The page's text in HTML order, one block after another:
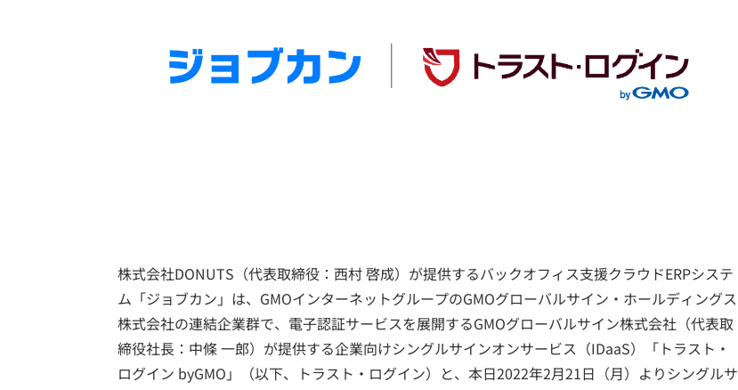
株式会社DONUTS（代表取締役：西村 啓成）が提供するバックオフィス支援クラウドERPシステ
ム「ジョブカン」は、GMOインターネットグループのGMOグローバルサイン・ホールディングス
株式会社の連結企業群で、電子認証サービスを展開するGMOグローバルサイン株式会社（代表取
締役社長：中條 一郎）が提供する企業向けシングルサインオンサービス（IDaaS）「トラスト・
ログイン byGMO」（以下、トラスト・ログイン）と、本日2022年2月21日（月）よりシングルサ